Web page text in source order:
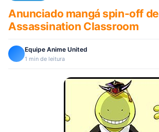
Anunciado mangá spin-off de
Assassination Classroom
Equipe Anime United
1 min de leitura